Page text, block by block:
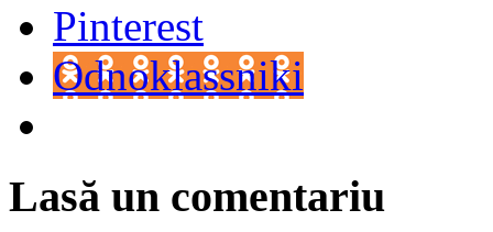
Pinterest
Odnoklassniki
Lasă un comentariu